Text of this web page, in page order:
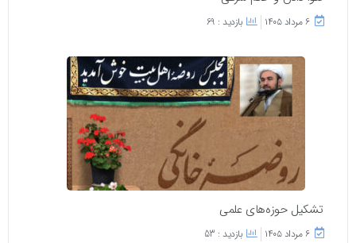
۶ مرداد ۱۴۰۵ بازدید : 69
تشکیل حوزه‌های علمی
۶ مرداد ۱۴۰۵ بازدید : 53